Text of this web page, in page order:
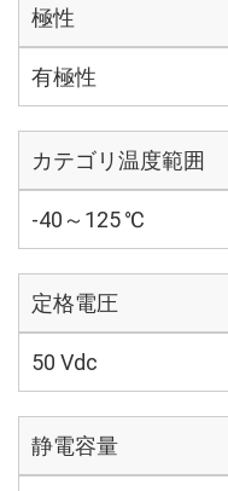
極性
有極性
カテゴリ温度範囲
-40～125 ℃
定格電圧
50 Vdc
静電容量